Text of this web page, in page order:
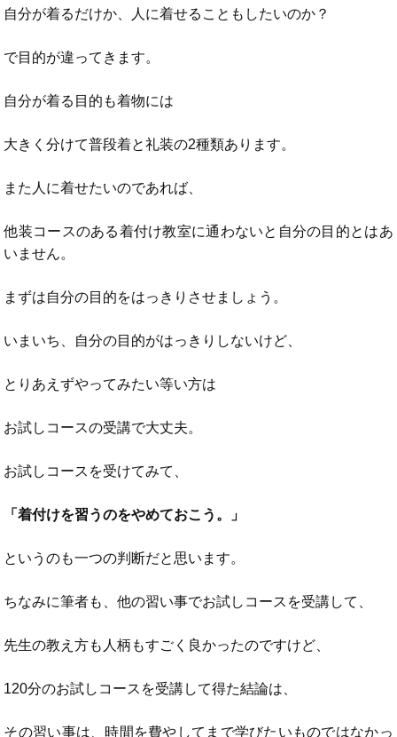
自分が着るだけか、人に着せることもしたいのか？
で目的が違ってきます。
自分が着る目的も着物には
大きく分けて普段着と礼装の2種類あります。
また人に着せたいのであれば、
他装コースのある着付け教室に通わないと自分の目的とはあ
いません。
まずは自分の目的をはっきりさせましょう。
いまいち、自分の目的がはっきりしないけど、
とりあえずやってみたい等い方は
お試しコースの受講で大丈夫。
お試しコースを受けてみて、
「着付けを習うのをやめておこう。」
というのも一つの判断だと思います。
ちなみに筆者も、他の習い事でお試しコースを受講して、
先生の教え方も人柄もすごく良かったのですけど、
120分のお試しコースを受講して得た結論は、
その習い事は、時間を費やしてまで学びたいものではなかっ